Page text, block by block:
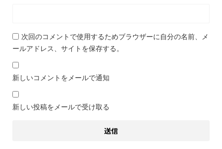
次回のコメントで使用するためブラウザーに自分の名前、メ
ールアドレス、サイトを保存する。
新しいコメントをメールで通知
新しい投稿をメールで受け取る